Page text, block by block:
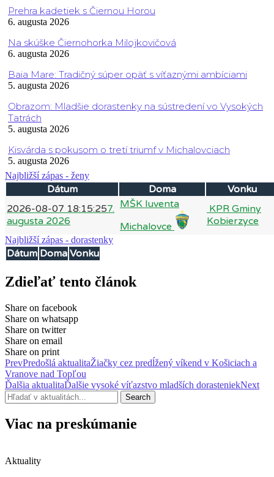
Prehra kadetiek s Čiernou Horou
6. augusta 2026
Na skúške Čiernohorka Milojkovičová
6. augusta 2026
Baia Mare: Tradičný súper opäť s víťaznými ambíciami
5. augusta 2026
Obrazom: Mladšie dorastenky na sústredení vo Vysokých
Tatrách
5. augusta 2026
Kisvárda s pokusom o tretí triumf v Michalovciach
5. augusta 2026
Najbližší zápas - ženy
Dátum Doma
Vonku
2026-08-07 18:15:257.
augusta 2026
MŠK Iuventa
Michalovce
KPR Gminy
Kobierzyce
Najbližší zápas - dorastenky
Dátum Doma Vonku
Zdieľať tento článok
Share on facebook
Share on whatsapp
Share on twitter
Share on email
Share on print
PrevPredošlá aktualitaŽiačky cez predĺžený víkend v Košiciach a
Vranove nad Topľou
Ďalšia aktualitaĎalšie vysoké víťazstvo mladších dorasteniekNext
Search
Viac na preskúmanie
Aktuality